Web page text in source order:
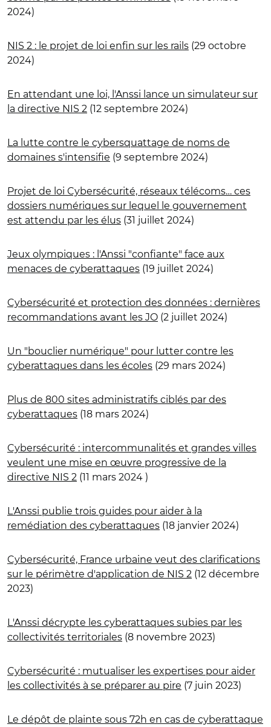
2024)
NIS 2 : le projet de loi enfin sur les rails (29 octobre
2024)
En attendant une loi, l'Anssi lance un simulateur sur
la directive NIS 2 (12 septembre 2024)
La lutte contre le cybersquattage de noms de
domaines s'intensifie (9 septembre 2024)
Projet de loi Cybersécurité, réseaux télécoms… ces
dossiers numériques sur lequel le gouvernement
est attendu par les élus (31 juillet 2024)
Jeux olympiques : l'Anssi "confiante" face aux
menaces de cyberattaques (19 juillet 2024)
Cybersécurité et protection des données : dernières
recommandations avant les JO (2 juillet 2024)
Un "bouclier numérique" pour lutter contre les
cyberattaques dans les écoles (29 mars 2024)
Plus de 800 sites administratifs ciblés par des
cyberattaques (18 mars 2024)
Cybersécurité : intercommunalités et grandes villes
veulent une mise en œuvre progressive de la
directive NIS 2 (11 mars 2024 )
L'Anssi publie trois guides pour aider à la
remédiation des cyberattaques (18 janvier 2024)
Cybersécurité, France urbaine veut des clarifications
sur le périmètre d'application de NIS 2 (12 décembre
2023)
L'Anssi décrypte les cyberattaques subies par les
collectivités territoriales (8 novembre 2023)
Cybersécurité : mutualiser les expertises pour aider
les collectivités à se préparer au pire (7 juin 2023)
Le dépôt de plainte sous 72h en cas de cyberattaque